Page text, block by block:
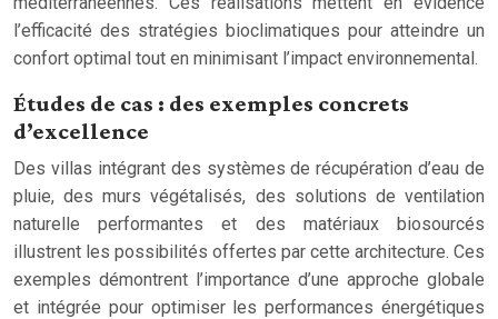
l’efficacité des stratégies bioclimatiques pour atteindre un
confort optimal tout en minimisant l’impact environnemental.
Études de cas : des exemples concrets
d’excellence
Des villas intégrant des systèmes de récupération d’eau de
pluie, des murs végétalisés, des solutions de ventilation
naturelle performantes et des matériaux biosourcés
illustrent les possibilités offertes par cette architecture. Ces
exemples démontrent l’importance d’une approche globale
et intégrée pour optimiser les performances énergétiques